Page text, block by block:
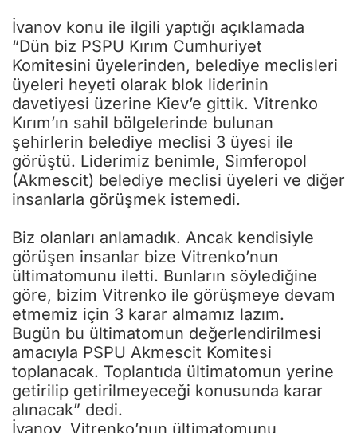
İvanov konu ile ilgili yaptığı açıklamada
“Dün biz PSPU Kırım Cumhuriyet
Komitesini üyelerinden, belediye meclisleri
üyeleri heyeti olarak blok liderinin
davetiyesi üzerine Kiev’e gittik. Vitrenko
Kırım’ın sahil bölgelerinde bulunan
şehirlerin belediye meclisi 3 üyesi ile
görüştü. Liderimiz benimle, Simferopol
(Akmescit) belediye meclisi üyeleri ve diğer
insanlarla görüşmek istemedi.
Biz olanları anlamadık. Ancak kendisiyle
görüşen insanlar bize Vitrenko’nun
ültimatomunu iletti. Bunların söylediğine
göre, bizim Vitrenko ile görüşmeye devam
etmemiz için 3 karar almamız lazım.
Bugün bu ültimatomun değerlendirilmesi
amacıyla PSPU Akmescit Komitesi
toplanacak. Toplantıda ültimatomun yerine
getirilip getirilmeyeceği konusunda karar
alınacak” dedi.